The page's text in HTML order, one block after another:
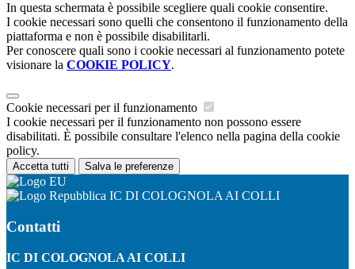
In questa schermata è possibile scegliere quali cookie consentire.
I cookie necessari sono quelli che consentono il funzionamento della
piattaforma e non è possibile disabilitarli.
Per conoscere quali sono i cookie necessari al funzionamento potete
visionare la COOKIE POLICY.
Cookie necessari per il funzionamento
I cookie necessari per il funzionamento non possono essere
disabilitati. È possibile consultare l'elenco nella pagina della cookie
policy.
Accetta tutti Salva le preferenze
IC DI COLOGNOLA AI COLLI
Contatti
IC DI COLOGNOLA AI COLLI